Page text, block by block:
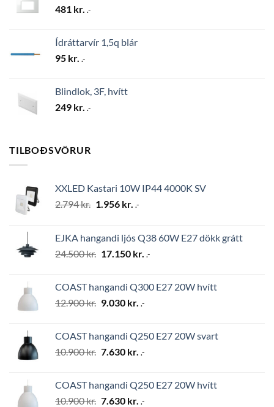
481 kr. .-
Ídráttarvír 1,5q blár
95 kr. .-
Blindlok, 3F, hvítt
249 kr. .-
TILBOÐSVÖRUR
XXLED Kastari 10W IP44 4000K SV
2.794kr. Original
2.794 kr..
1.956 kr. Current
1.956 kr..
.-
EJKA hangandi ljós Q38 60W E27 dökk grátt
24.500kr. Original
24.500 kr..
17.150 kr. Current
17.150 kr..
.-
COAST hangandi Q300 E27 20W hvítt
12.900kr. Original
12.900 kr..
9.030 kr. Current
9.030 kr..
.-
COAST hangandi Q250 E27 20W svart
10.900kr. Original
10.900 kr..
7.630 kr. Current
7.630 kr..
.-
COAST hangandi Q250 E27 20W hvítt
10.900kr. Original
7.630 kr. Current
.-